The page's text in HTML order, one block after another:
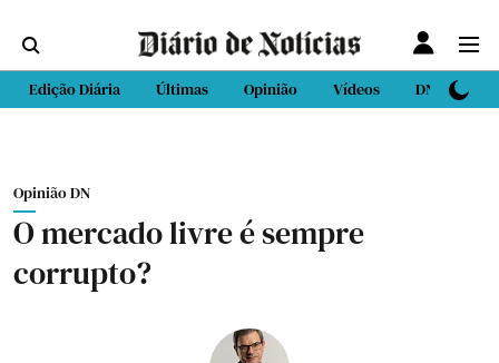
Edição Diária Últimas Opinião Vídeos DN Sport
Opinião DN
O mercado livre é sempre
corrupto?